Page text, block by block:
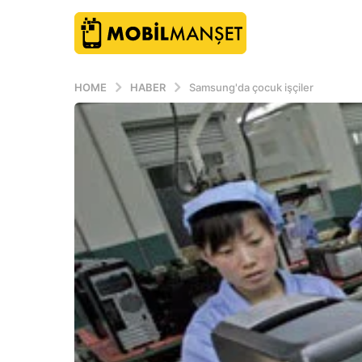
HOME HABER Samsung'da çocuk işçiler